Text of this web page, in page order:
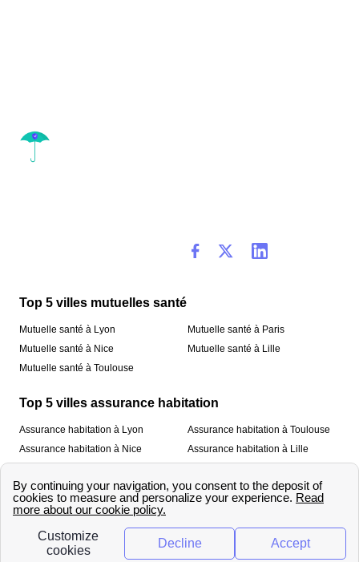
Top 5 villes mutuelles santé
Mutuelle santé à Lyon
Mutuelle santé à Nice
Mutuelle santé à Toulouse
Mutuelle santé à Paris
Mutuelle santé à Lille
Top 5 villes assurance habitation
Assurance habitation à Lyon
Assurance habitation à Nice
Assurance habitation à Toulouse
Assurance habitation à Lille
À propos
Qui sommes-nous ? Mentions légales